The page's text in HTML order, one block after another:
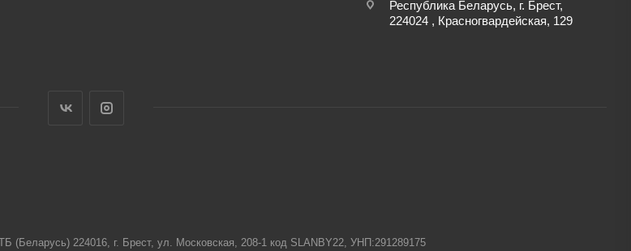
Республика Беларусь, г. Брест,
224024 , Красногвардейская, 129
(Беларусь) 224016, г. Брест, ул. Московская, 208-1 код SLANBY22, УНП:291289175